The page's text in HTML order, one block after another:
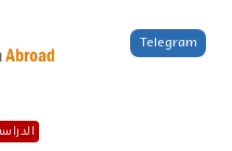
المحتوى
Telegram